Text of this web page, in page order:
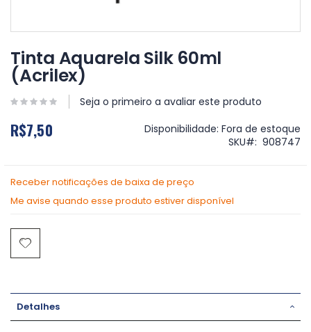
para
o
início
da
Galeria
imagens
Tinta Aquarela Silk 60ml
(Acrilex)
Seja o primeiro a avaliar este produto
R$7,50 Disponibilidade: Fora de estoque
SKU
908747
Receber notificações de baixa de preço
Me avise quando esse produto estiver disponível
Detalhes